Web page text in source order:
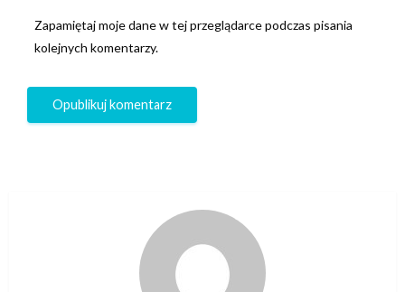
Zapamiętaj moje dane w tej przeglądarce podczas pisania
kolejnych komentarzy.